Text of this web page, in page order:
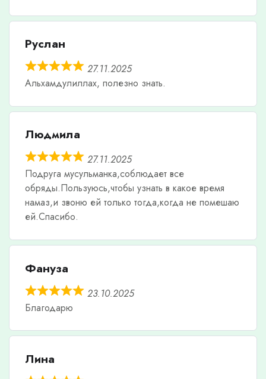
Руслан
27.11.2025
Альхамдулиллах, полезно знать.
Людмила
27.11.2025
Подруга мусульманка,соблюдает все
обряды.Пользуюсь,чтобы узнать в какое время
намаз,и звоню ей только тогда,когда не помешаю
ей.Спасибо.
Фануза
23.10.2025
Благодарю
Лина